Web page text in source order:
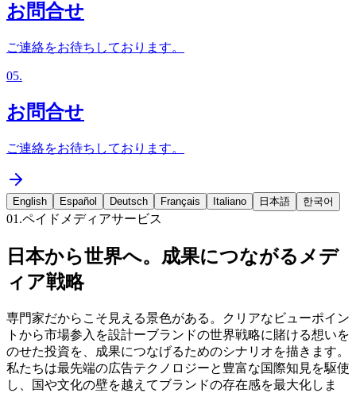
お問合せ
ご連絡をお待ちしております。
05.
お問合せ
ご連絡をお待ちしております。
English Español Deutsch Français Italiano 日本語 한국어
01.ペイドメディアサービス
日本から世界へ。成果につながるメデ
ィア戦略
専門家だからこそ見える景色がある。クリアなビューポイン
トから市場参入を設計ーブランドの世界戦略に賭ける想いを
のせた投資を、成果につなげるためのシナリオを描きます。
私たちは最先端の広告テクノロジーと豊富な国際知見を駆使
し、国や文化の壁を越えてブランドの存在感を最大化しま